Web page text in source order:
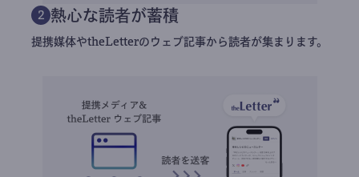
2 熱心な読者が蓄積
提携媒体やtheLetterのウェブ記事から読者が集まります。